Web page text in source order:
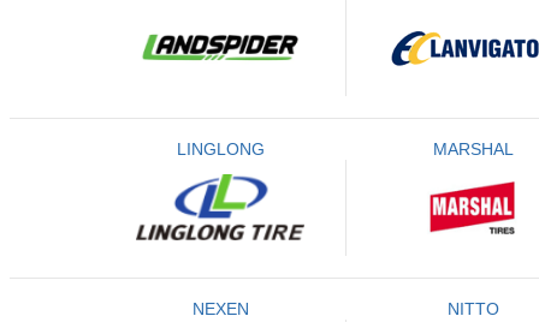
LINGLONG MARSHAL
NEXEN NITTO